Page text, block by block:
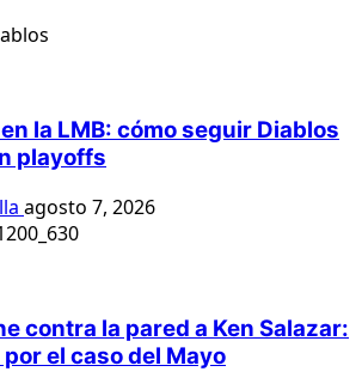
la LMB: cómo seguir Diablos
playoffs
agosto 7, 2026
contra la pared a Ken Salazar:
el caso del Mayo